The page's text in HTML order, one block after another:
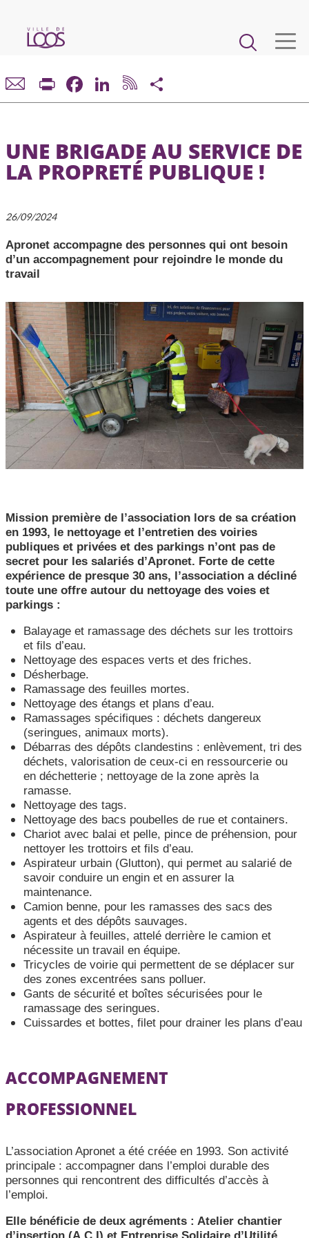
contenu
Main
navigation
VIE MUNICIPALE
CADRE DE VIE ET URBANISME
CCAS, SOLIDARITÉ ET SANTÉ
POLICE MUNICIPALE
Print FacebookLinkedIn
UNE BRIGADE AU SERVICE DE
LA PROPRETÉ PUBLIQUE !
26/09/2024
Apronet accompagne des personnes qui ont besoin
d’un accompagnement pour rejoindre le monde du
travail
Mission première de l’association lors de sa création
en 1993, le nettoyage et l’entretien des voiries
publiques et privées et des parkings n’ont pas de
secret pour les salariés d’Apronet. Forte de cette
expérience de presque 30 ans, l’association a décliné
toute une offre autour du nettoyage des voies et
parkings :
Balayage et ramassage des déchets sur les trottoirs
et fils d’eau.
Nettoyage des espaces verts et des friches.
Désherbage.
Ramassage des feuilles mortes.
Nettoyage des étangs et plans d’eau.
Ramassages spécifiques : déchets dangereux
(seringues, animaux morts).
Débarras des dépôts clandestins : enlèvement, tri des
déchets, valorisation de ceux-ci en ressourcerie ou
en déchetterie ; nettoyage de la zone après la
ramasse.
Nettoyage des tags.
Nettoyage des bacs poubelles de rue et containers.
Chariot avec balai et pelle, pince de préhension, pour
nettoyer les trottoirs et fils d’eau.
Aspirateur urbain (Glutton), qui permet au salarié de
savoir conduire un engin et en assurer la
maintenance.
Camion benne, pour les ramasses des sacs des
agents et des dépôts sauvages.
Aspirateur à feuilles, attelé derrière le camion et
nécessite un travail en équipe.
Tricycles de voirie qui permettent de se déplacer sur
des zones excentrées sans polluer.
Gants de sécurité et boîtes sécurisées pour le
ramassage des seringues.
Cuissardes et bottes, filet pour drainer les plans d’eau
ACCOMPAGNEMENT
PROFESSIONNEL
L’association Apronet a été créée en 1993. Son activité
principale : accompagner dans l’emploi durable des
personnes qui rencontrent des difficultés d’accès à
l’emploi.
Elle bénéficie de deux agréments : Atelier chantier